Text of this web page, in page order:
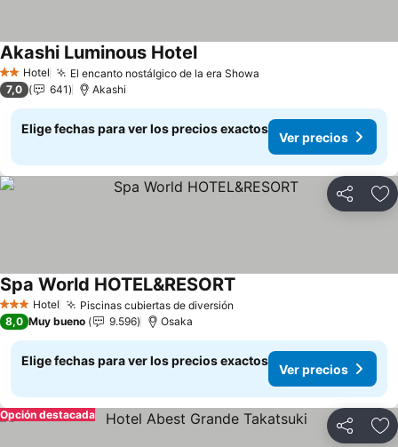
2 Estrellas
Hotel El encanto nostálgico de la era Showa
Akashi Luminous HotelVer precios
7,0 641 Akashi
Elige fechas para ver los precios exactos
Ver precios
Compartir
3 Estrellas
Hotel Piscinas cubiertas de diversión
Spa World HOTEL&RESORT
8,0 Muy bueno 9.596 Osaka
Elige fechas para ver los precios exactos
Ver precios
Compartir
Opción destacada